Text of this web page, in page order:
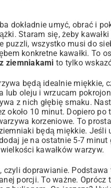
dokładnie umyć, obrać i
Staram się, żeby
wszystko musi do
konkretne kawałki. To
ziemniakami to tylko
będą idealnie miękkie,
lub oleju i wrzucam
z nich głębię smaku.
około 10 minut. Dopiero
korzeniowe. To
będą miękkie.
je na ostatnie 5-7
kawałków warzyw.
doprawianie.
porcji. To ważne.